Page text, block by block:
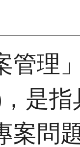
管理
，是
案問